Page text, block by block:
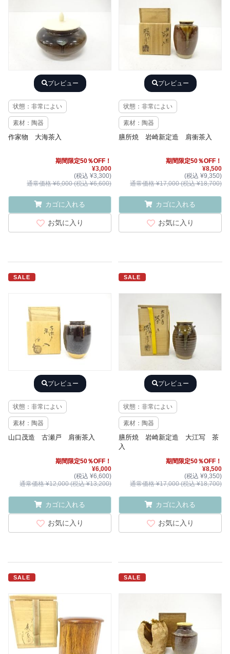
プレビュー
状態：非常によい
素材：陶器
作家物 大海茶入
期間限定50％OFF！
¥3,000
(税込 ¥3,300)
通常価格 ¥6,000 (税込 ¥6,600)
カゴに入れる
お気に入り
プレビュー
状態：非常によい
素材：陶器
膳所焼 岩崎新定造 肩衝茶入
期間限定50％OFF！
¥8,500
(税込 ¥9,350)
通常価格 ¥17,000 (税込 ¥18,700)
カゴに入れる
お気に入り
SALE
プレビュー
状態：非常によい
素材：陶器
山口茂造 古瀬戸 肩衝茶入
期間限定50％OFF！
¥6,000
(税込 ¥6,600)
通常価格 ¥12,000 (税込 ¥13,200)
カゴに入れる
お気に入り
SALE
プレビュー
状態：非常によい
素材：陶器
膳所焼 岩崎新定造 大江写 茶
入
期間限定50％OFF！
¥8,500
(税込 ¥9,350)
通常価格 ¥17,000 (税込 ¥18,700)
カゴに入れる
お気に入り
SALE SALE